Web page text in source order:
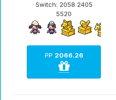
Switch: 2058 2405
5520
PP 2066.26